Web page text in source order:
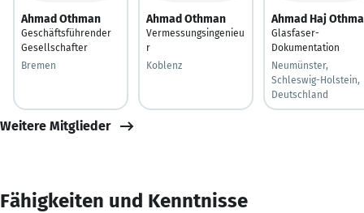
Ahmad Othman
Geschäftsführender
Gesellschafter
Bremen
Ahmad Othman
Vermessungsingenieu
r
Koblenz
Ahmad Haj
Glasfaser-
Dokumentation
Neumünster,
Schleswig-Holstein,
Deutschland
Weitere Mitglieder
Fähigkeiten und Kenntnisse